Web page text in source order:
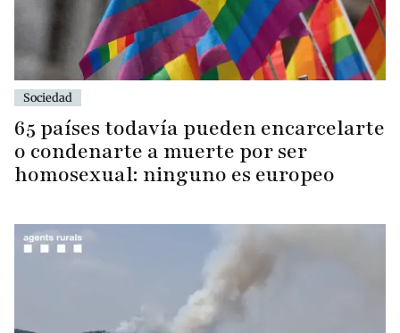
Sociedad
65 países todavía pueden encarcelarte
o condenarte a muerte por ser
homosexual: ninguno es europeo